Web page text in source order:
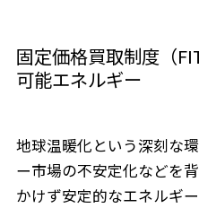
固定価格買取制度（
可能エネルギー
地球温暖化という深刻な
ー市場の不安定化などを
かけず安定的なエネルギ